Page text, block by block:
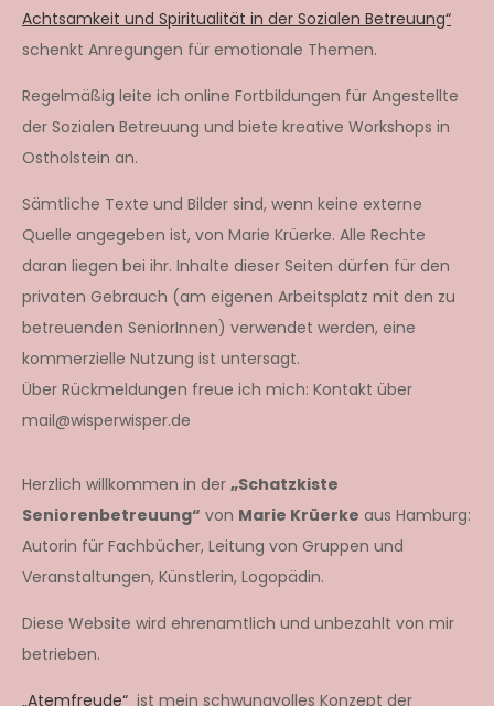
Achtsamkeit und Spiritualität in der Sozialen Betreuung“
schenkt Anregungen für emotionale Themen.
Regelmäßig leite ich online Fortbildungen für Angestellte
der Sozialen Betreuung und biete kreative Workshops in
Ostholstein an.
Sämtliche Texte und Bilder sind, wenn keine externe
Quelle angegeben ist, von Marie Krüerke. Alle Rechte
daran liegen bei ihr. Inhalte dieser Seiten dürfen für den
privaten Gebrauch (am eigenen Arbeitsplatz mit den zu
betreuenden SeniorInnen) verwendet werden, eine
kommerzielle Nutzung ist untersagt.
Über Rückmeldungen freue ich mich: Kontakt über
mail@wisperwisper.de
Herzlich willkommen in der „Schatzkiste
Seniorenbetreuung“ von Marie Krüerke aus Hamburg:
Autorin für Fachbücher, Leitung von Gruppen und
Veranstaltungen, Künstlerin, Logopädin.
Diese Website wird ehrenamtlich und unbezahlt von mir
betrieben.
„Atemfreude“ ist mein schwungvolles Konzept der